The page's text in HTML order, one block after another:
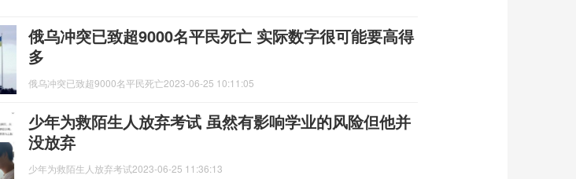
俄乌冲突已致超9000名平民死亡 实际数字很可能要高得
多
俄乌冲突已致超9000名平民死亡2023-06-25 10:11:05
少年为救陌生人放弃考试 虽然有影响学业的风险但他并
没放弃
少年为救陌生人放弃考试2023-06-25 11:36:13